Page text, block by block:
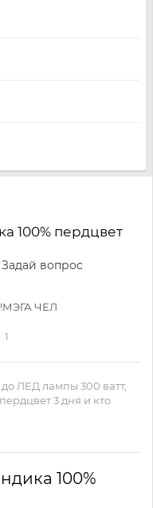
100% пердцвет
Задай вопрос
ЧЕЛ
1
до ЛЕД лампы 300 ватт,
3 дня и кто
100%